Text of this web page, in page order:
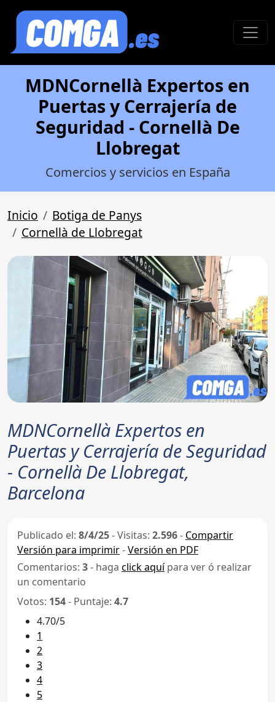
MDNCornellà Expertos en
Puertas y Cerrajería de
Seguridad - Cornellà De
Llobregat
Comercios y servicios en España
Inicio
Botiga de Panys
Cornellà de Llobregat
MDNCornellà Expertos en
Puertas y Cerrajería de Seguridad
- Cornellà De Llobregat,
Barcelona
Publicado el: 8/4/25-Visitas: 2.596- Compartir
Versión para imprimir-Versión en PDF
Comentarios: 3- haga click aquípara ver ó realizar
un comentario
Votos: 154- Puntaje: 4.7
4.70/5
1
2
3
4
5